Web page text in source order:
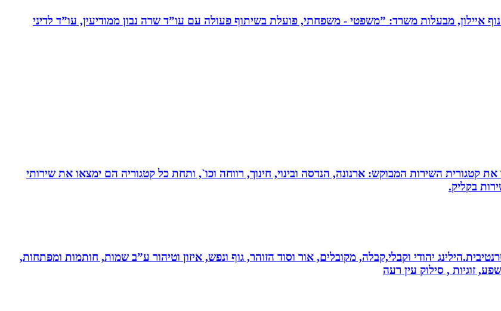
איילון, מבעלות משרד: ”משפטי - משפחתי, פועלת בשיתוף פעולה עם עו”ד שרה נבון ממודיעין, עו”ד לדיני
קטגורית השירות המבוקש: ארנונה, הנדסה ובינוי, חינוך, רווחה וכו`, ותחת כל קטגוריה הם ימצאו את שירותי
בקליק.
יהודי וקבלי,קבלה, מקובלים, אור וסוד הזוהר, גוף ונפש, איזון וטיהור ע”ב שמות, חותמות ומפתחות,
זוגיות , סילוק עין רעה